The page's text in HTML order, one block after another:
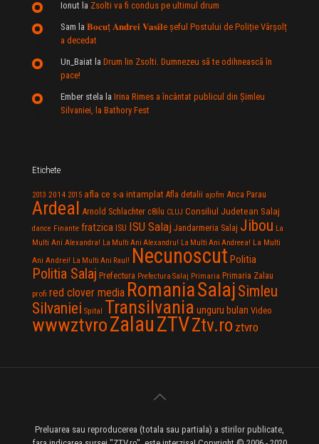
Ionut la Zsolti va fi condus pe ultimul drum
Sam la 𝐁𝐨𝐜𝐮ț 𝐀𝐧𝐝𝐫𝐞𝐢 𝐕𝐚𝐬𝐢𝐥e şeful Postului de Poliție Vârșolț
a decedat
Un_Baiat la Drum lin Zsolti. Dumnezeu sã te odihneascã în
pace!
Ember stela la Irina Rimes a încântat publicul din Şimleu
Silvaniei, la Bathory Fest
Etichete
2013 2014 2015 afla ce s-a intamplat Afla detalii ajofm Anca Parau
Ardeal Arnold Schlachter c8ilu CLUJ Consiliul Judetean Salaj
dance Finante fratzica ISU ISU Salaj Jandarmeria Salaj Jibou La
Multi Ani Alexandra! La Multi Ani Alexandru! La Multi Ani Andreea! La Multi
Ani Andrei! La Multi Ani Raul! Necunoscut Politia
Politia Salaj Prefectura Prefectura Salaj Primaria Primaria Zalau
profi red clover media RomaniaSalaj Simleu
Silvaniei Spital Transilvania unguru bulan Video
wwwztvroZalauZTVZtv.ro ztvro
Preluarea sau reproducerea (totala sau partiala) a stirilor publicate,